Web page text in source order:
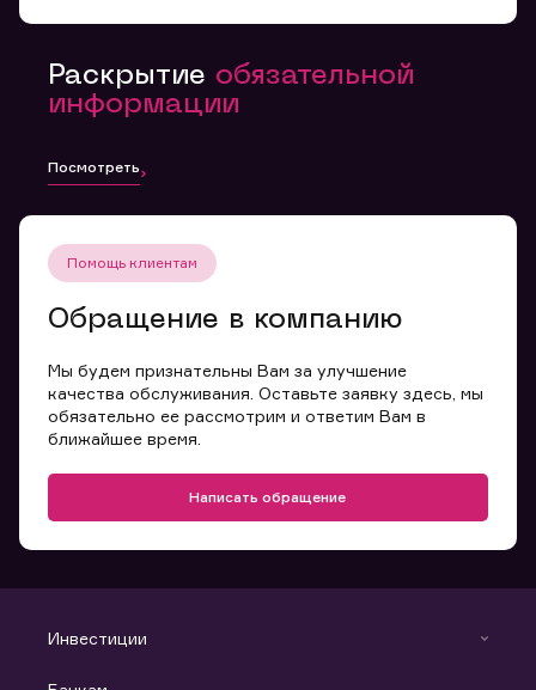
Раскрытие обязательной
информации
Посмотреть
Помощь клиентам
Обращение в компанию
Мы будем признательны Вам за улучшение
качества обслуживания. Оставьте заявку здесь, мы
обязательно ее рассмотрим и ответим Вам в
ближайшее время.
Написать обращение
Инвестиции